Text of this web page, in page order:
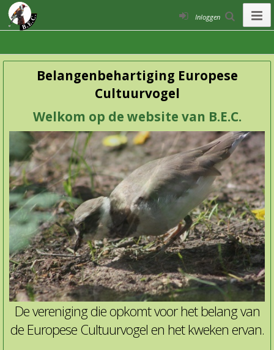
Inloggen
Belangenbehartiging Europese
Cultuurvogel
Welkom op de website van B.E.C.
De vereniging die opkomt voor het belang van
de Europese Cultuurvogel en het kweken ervan.